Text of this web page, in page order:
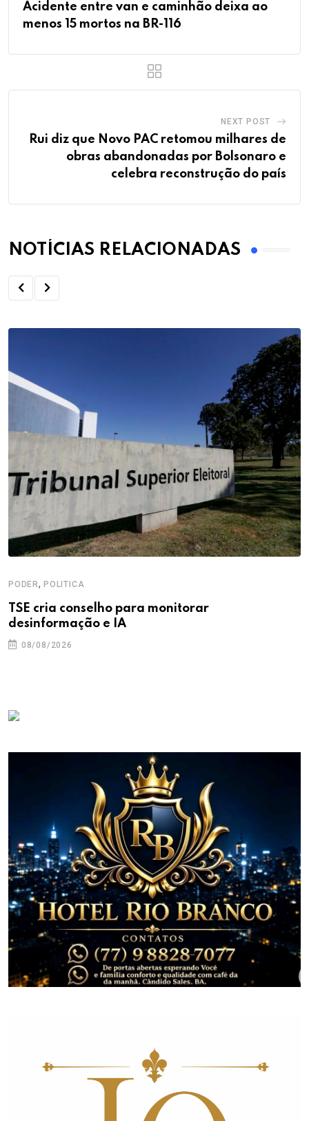
Acidente entre van e caminhão deixa ao
menos 15 mortos na BR-116
NEXT POST
Rui diz que Novo PAC retomou milhares de
obras abandonadas por Bolsonaro e
celebra reconstrução do país
NOTÍCIAS RELACIONADAS
PODER, POLITICA
TSE cria conselho para monitorar
desinformação e IA
08/08/2026